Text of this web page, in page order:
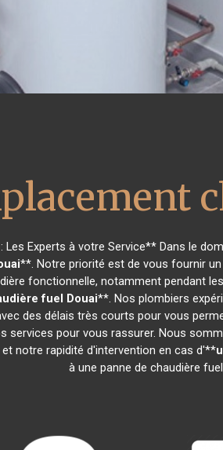
: Les Experts à votre Service** Dans le
**. Notre priorité est de vous fournir
fonctionnelle, notamment pendant
fuel Douai**. Nos plombiers
des délais très courts pour vous
pour vous rassurer. Nous
notre rapidité d'intervention en cas d'**
à une panne de chaudière